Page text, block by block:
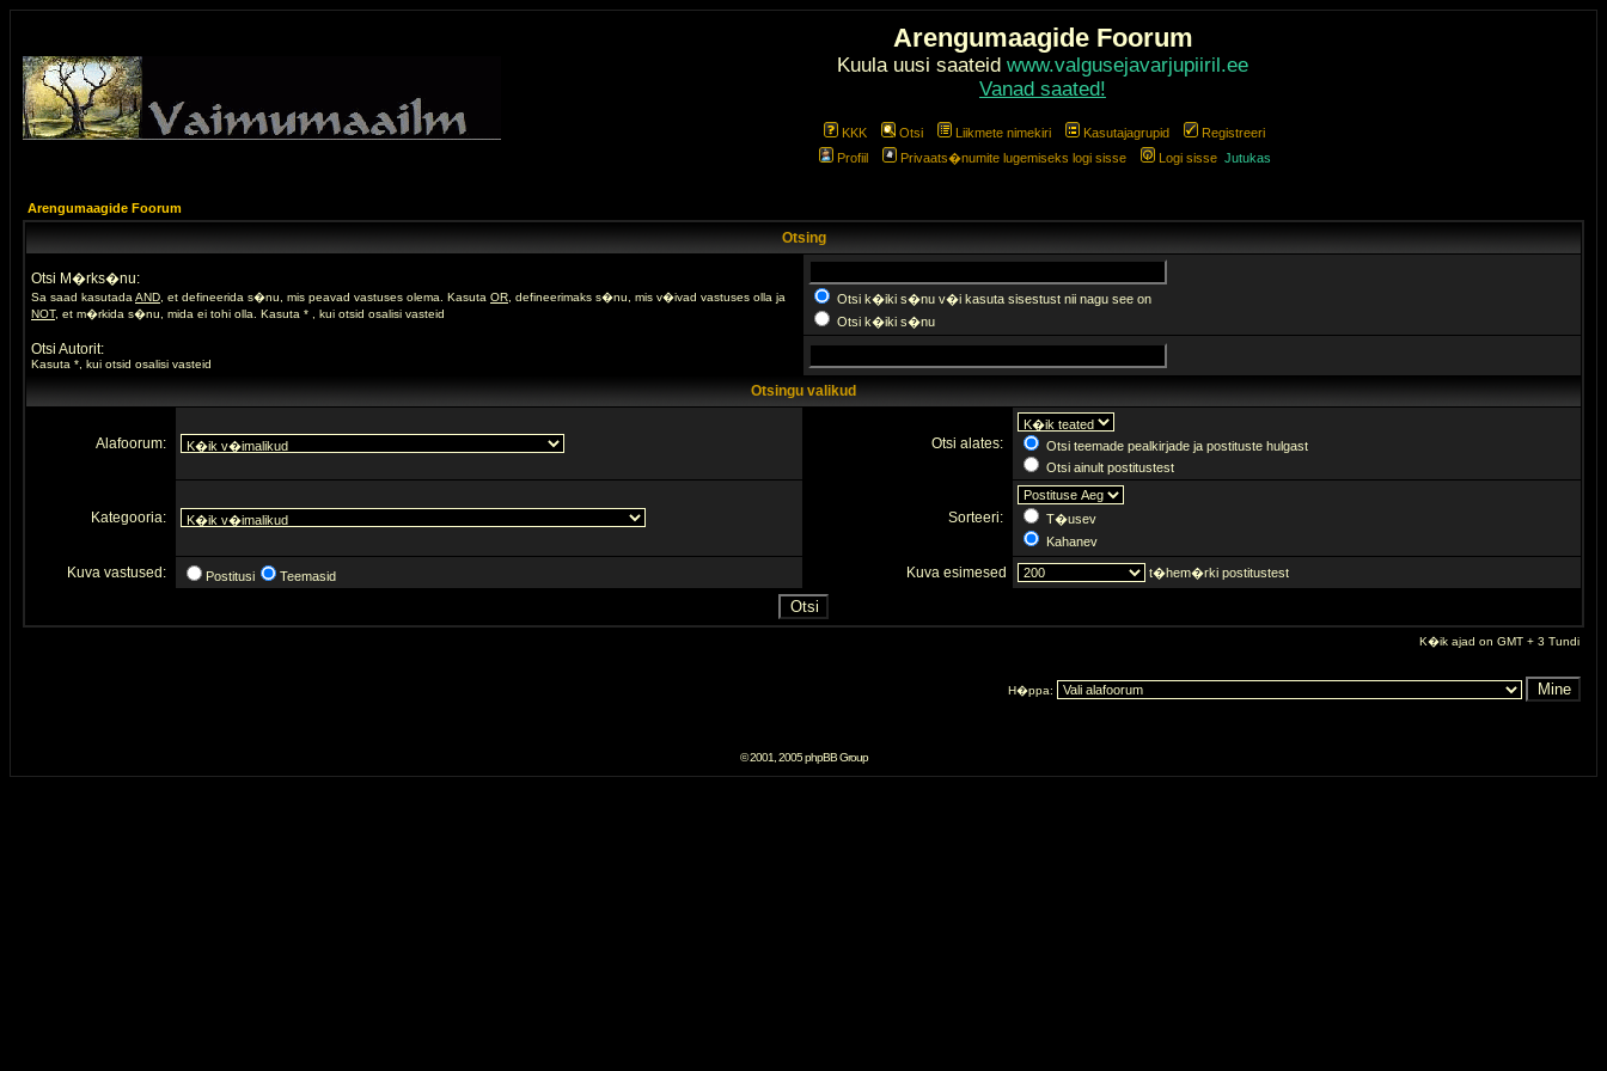
Arengumaagide Foorum
Kuula uusi saateid www.valgusejavarjupiiril.ee
Vanad saated!
KKK Otsi Liikmete nimekiri Kasutajagrupid
Registreeri
Profiil
Privaats�numite lugemiseks logi sisse Logi sisse Jutukas
Arengumaagide Foorum
Otsing
Otsi M�rks�nu:
Sa saad kasutada AND , et defineerida s�nu, mis peavad vastuses olema. Kasuta OR , defineerimaks s�nu, mis v�ivad vastuses olla ja
NOT, et m�rkida s�nu, mida ei tohi olla. Kasuta * , kui otsid osalisi vasteid
Otsi k�iki s�nu v�i kasuta sisestust nii nagu see on
Otsi k�iki s�nu
Otsi Autorit:
Kasuta *, kui otsid osalisi vasteid
Otsingu valikud
Alafoorum: Otsi alates:
Otsi teemade pealkirjade ja postituste hulgast
Otsi ainult postitustest
Kategooria: Sorteeri:
T�usev
Kahanev
Kuva vastused: Postitusi Teemasid Kuva esimesed t�hem�rki postitustest
K�ik ajad on GMT + 3 Tundi
H�ppa:
© 2001, 2005 phpBB Group